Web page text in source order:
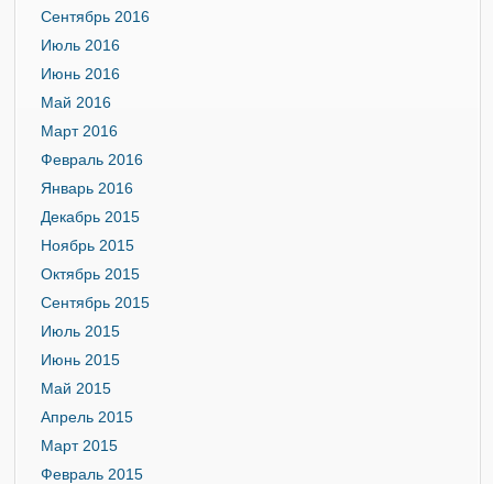
Сентябрь 2016
Июль 2016
Июнь 2016
Май 2016
Март 2016
Февраль 2016
Январь 2016
Декабрь 2015
Ноябрь 2015
Октябрь 2015
Сентябрь 2015
Июль 2015
Июнь 2015
Май 2015
Апрель 2015
Март 2015
Февраль 2015